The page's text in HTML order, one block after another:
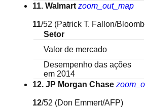
11. Walmart zoom_out_map
11/52 (Patrick T. Fallon/
Setor
Valor de mercado
Desempenho das ações
em 2014
12. JP Morgan Chase
12/52 (Don Emmert/AFP)